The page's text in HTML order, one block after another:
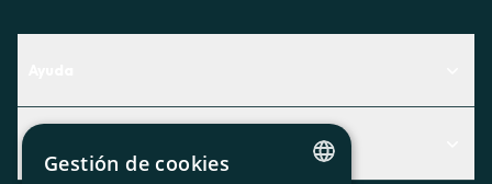
Descubre qué servicio te encaja mejor
Gestión de cookies